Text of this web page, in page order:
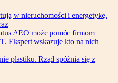
w nieruchomości i energetykę.
AEO może pomóc firmom
Ekspert wskazuje kto na nich
plastiku. Rząd spóźnia się z